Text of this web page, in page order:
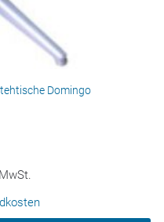
Domingo